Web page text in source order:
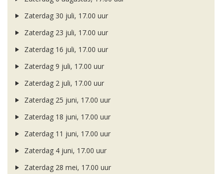
Zaterdag 30 juli, 17.00 uur
Zaterdag 23 juli, 17.00 uur
Zaterdag 16 juli, 17.00 uur
Zaterdag 9 juli, 17.00 uur
Zaterdag 2 juli, 17.00 uur
Zaterdag 25 juni, 17.00 uur
Zaterdag 18 juni, 17.00 uur
Zaterdag 11 juni, 17.00 uur
Zaterdag 4 juni, 17.00 uur
Zaterdag 28 mei, 17.00 uur